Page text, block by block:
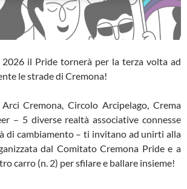
2026 il Pride tornerà per la terza volta ad
le strade di Cremona!
Cremona, Circolo Arcipelago, Crema
– 5 diverse realtà associative connesse
di cambiamento – ti invitano ad unirti alla
dal Comitato Cremona Pride e a
carro (n. 2) per sfilare e ballare insieme!